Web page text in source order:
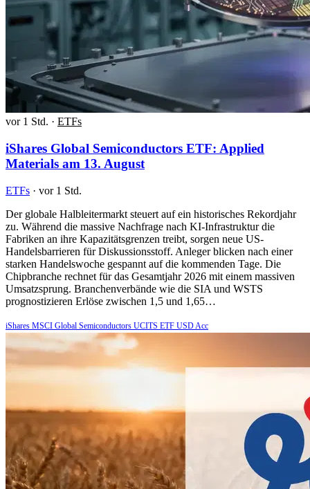
vor 1 Std. · ETFs
iShares Global Semiconductors ETF: Applied
Materials am 13. August
ETFs · vor 1 Std.
Der globale Halbleitermarkt steuert auf ein historisches Rekordjahr
zu. Während die massive Nachfrage nach KI-Infrastruktur die
Fabriken an ihre Kapazitätsgrenzen treibt, sorgen neue US-
Handelsbarrieren für Diskussionsstoff. Anleger blicken nach einer
starken Handelswoche gespannt auf die kommenden Tage. Die
Chipbranche rechnet für das Gesamtjahr 2026 mit einem massiven
Umsatzsprung. Branchenverbände wie die SIA und WSTS
prognostizieren Erlöse zwischen 1,5 und 1,65…
iShares MSCI Global Semiconductors UCITS ETF USD Acc